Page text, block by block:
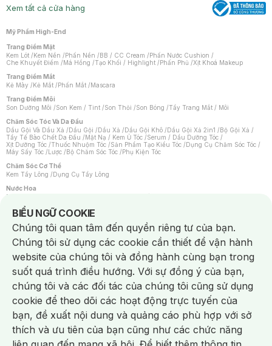
Xem tất cả cửa hàng
Mỹ Phẩm High-End
Trang Điểm Mặt
Kem Lót /Kem Nền /Phấn Nền /BB / CC Cream /Phấn Nước Cushion /
Che Khuyết Điểm /Má Hồng /Tạo Khối / Highlight /Phấn Phủ /Xịt Khoá Makeup
Trang Điểm Mắt
Kẻ Mày /Kẻ Mắt /Phấn Mắt /Mascara
Trang Điểm Môi
Son Dưỡng Môi /Son Kem / Tint /Son Thỏi /Son Bóng /Tẩy Trang Mắt / Môi
Chăm Sóc Tóc Và Da Đầu
Dầu Gội Và Dầu Xả /Dầu Gội /Dầu Xả /Dầu Gội Khô /Dầu Gội Xả 2in1 /Bộ Gội Xả /
Tẩy Tế Bào Chết Da Đầu /Mặt Nạ / Kem Ủ Tóc /Serum / Dầu Dưỡng Tóc /
Xịt Dưỡng Tóc /Thuốc Nhuộm Tóc /Sản Phẩm Tạo Kiểu Tóc /Dụng Cụ Chăm Sóc Tóc /
Máy Sấy Tóc /Lược /Bộ Chăm Sóc Tóc /Phụ Kiện Tóc
Chăm Sóc Cơ Thể
Kem Tẩy Lông /Dụng Cụ Tẩy Lông
Nước Hoa
Nước Hoa Nữ
Chăm Sóc Cá Nhân
Chống Muỗi /Khẩu Trang /Máy Massage/Mặt Nạ Xông Hơi /Nước Rửa Tay/
Sản Phẩm Chăm Sóc Khác /Bàn Chải Đánh Răng /Bàn Chải Điện/
Hỗ Trợ Trắng Răng/Kem Đánh Răng /Máy Tăm Nước/ Nước Súc Miệng/
Tăm / Chỉ Nha Khoa/ Xịt Thơm Miệng / Dung Dịch Vệ Sinh/Dưỡng Vùng Kín/
Khăn Ướt Vệ Sinh Vùng Kín/Băng Vệ Sinh/Tampon/Bọt Cạo Râu /Dao Cạo Râu/
Máy Cạo Râu
Vấn Đề Về Da
Da Dầu / Lỗ Chân Lông To/ Da Khô / Mất Nước/ Da Lão Hóa/ Da Mụn/
Da Nhạy Cảm / Kích Ứng
Da Xỉn Màu Thâm / Nám / Tàn Nhang
Quầng Thâm & Bọng Mắt /Sẹo /Viêm Da Cơ Địa
Dụng Cụ / Phụ Kiện Chăm Sóc Da
Bông Tẩy Trang
Khăn Lau Mặt Khô Dụng Cụ / Máy Rửa Mặt Máy Chăm Sóc Da
Dụng Cụ Chăm Sóc Khác
BIỂU NGỮ COOKIE
Notice about cookies usage
Chúng tôi quan tâm đến quyền riêng tư của bạn.
Chúng tôi sử dụng các cookie cần thiết để vận hành
website của chúng tôi và đồng hành cùng bạn trong
suốt quá trình điều hướng. Với sự đồng ý của bạn,
chúng tôi và các đối tác của chúng tôi cũng sử dụng
cookie để theo dõi các hoạt động trực tuyến của
bạn, đề xuất nội dung và quảng cáo phù hợp với sở
thích và ưu tiên của bạn cũng như các chức năng